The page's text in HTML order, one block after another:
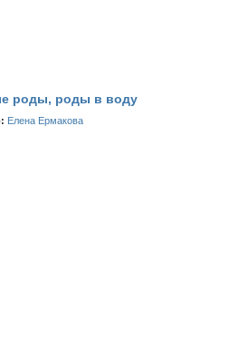
роды, роды в воду
Елена Ермакова